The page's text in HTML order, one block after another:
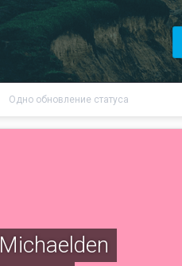
Одно обновление статуса
Michaelden